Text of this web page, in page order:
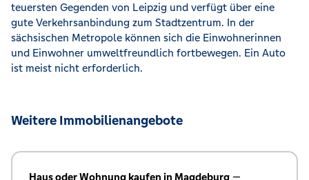
teuersten Gegenden von Leipzig und verfügt über eine
gute Verkehrsanbindung zum Stadtzentrum. In der
sächsischen Metropole können sich die Einwohnerinnen
und Einwohner umweltfreundlich fortbewegen. Ein Auto
ist meist nicht erforderlich.
Weitere Immobilienangebote
Haus oder Wohnung kaufen in Magdeburg —